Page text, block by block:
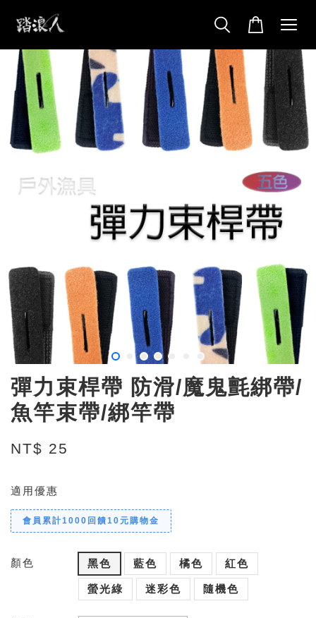
彈力束桿帶 防滑/魔鬼氈綁帶/
魚竿束帶/綁竿帶
NT$ 25
適用優惠
會員累計1000回饋10元購物金
顏色 黑色 藍色 橘色 紅色
螢光綠 迷彩色 隨機色